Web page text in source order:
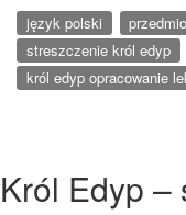
język polski
streszczenie król edyp
król edyp opracowanie
Król Edyp –